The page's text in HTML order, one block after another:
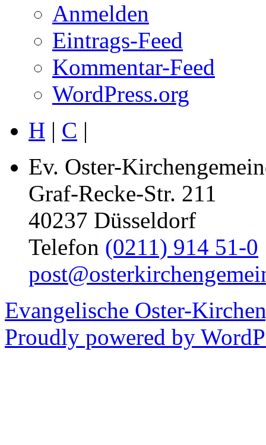
Anmelden
Eintrags-Feed
Kommentar-Feed
WordPress.org
H | C |
Ev. Oster-
Graf-Recke-Str. 211
40237 Düsseldorf
Telefon (0211) 914 51-0
Evangelische Oster-
Proudly powered by